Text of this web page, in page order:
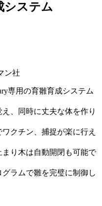
システム
ン社
専用の育雛育成システム
、同時に丈夫な体を作り
クチン、捕捉が楽に行え
まり木は自動開閉も可能で
グラムで雛を完璧に制御し